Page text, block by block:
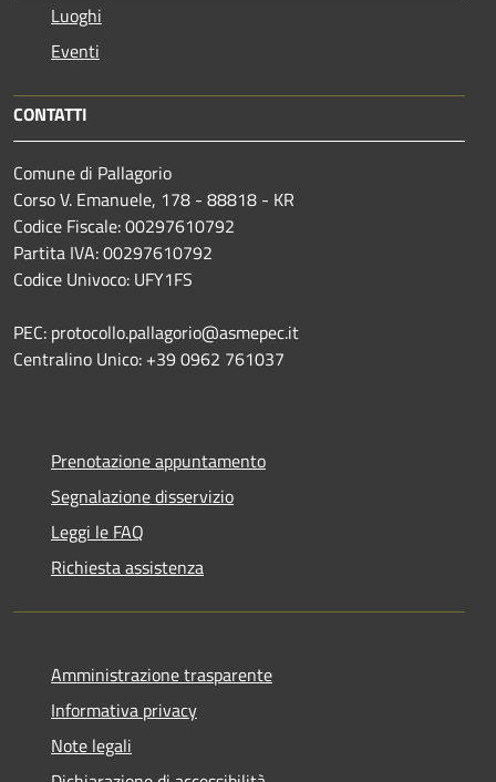
Luoghi
Eventi
CONTATTI
Comune di Pallagorio
Corso V. Emanuele, 178 - 88818 - KR
Codice Fiscale: 00297610792
Partita IVA: 00297610792
Codice Univoco: UFY1FS
PEC: protocollo.pallagorio@asmepec.it
Centralino Unico: +39 0962 761037
Prenotazione appuntamento
Segnalazione disservizio
Leggi le FAQ
Richiesta assistenza
Amministrazione trasparente
Informativa privacy
Note legali